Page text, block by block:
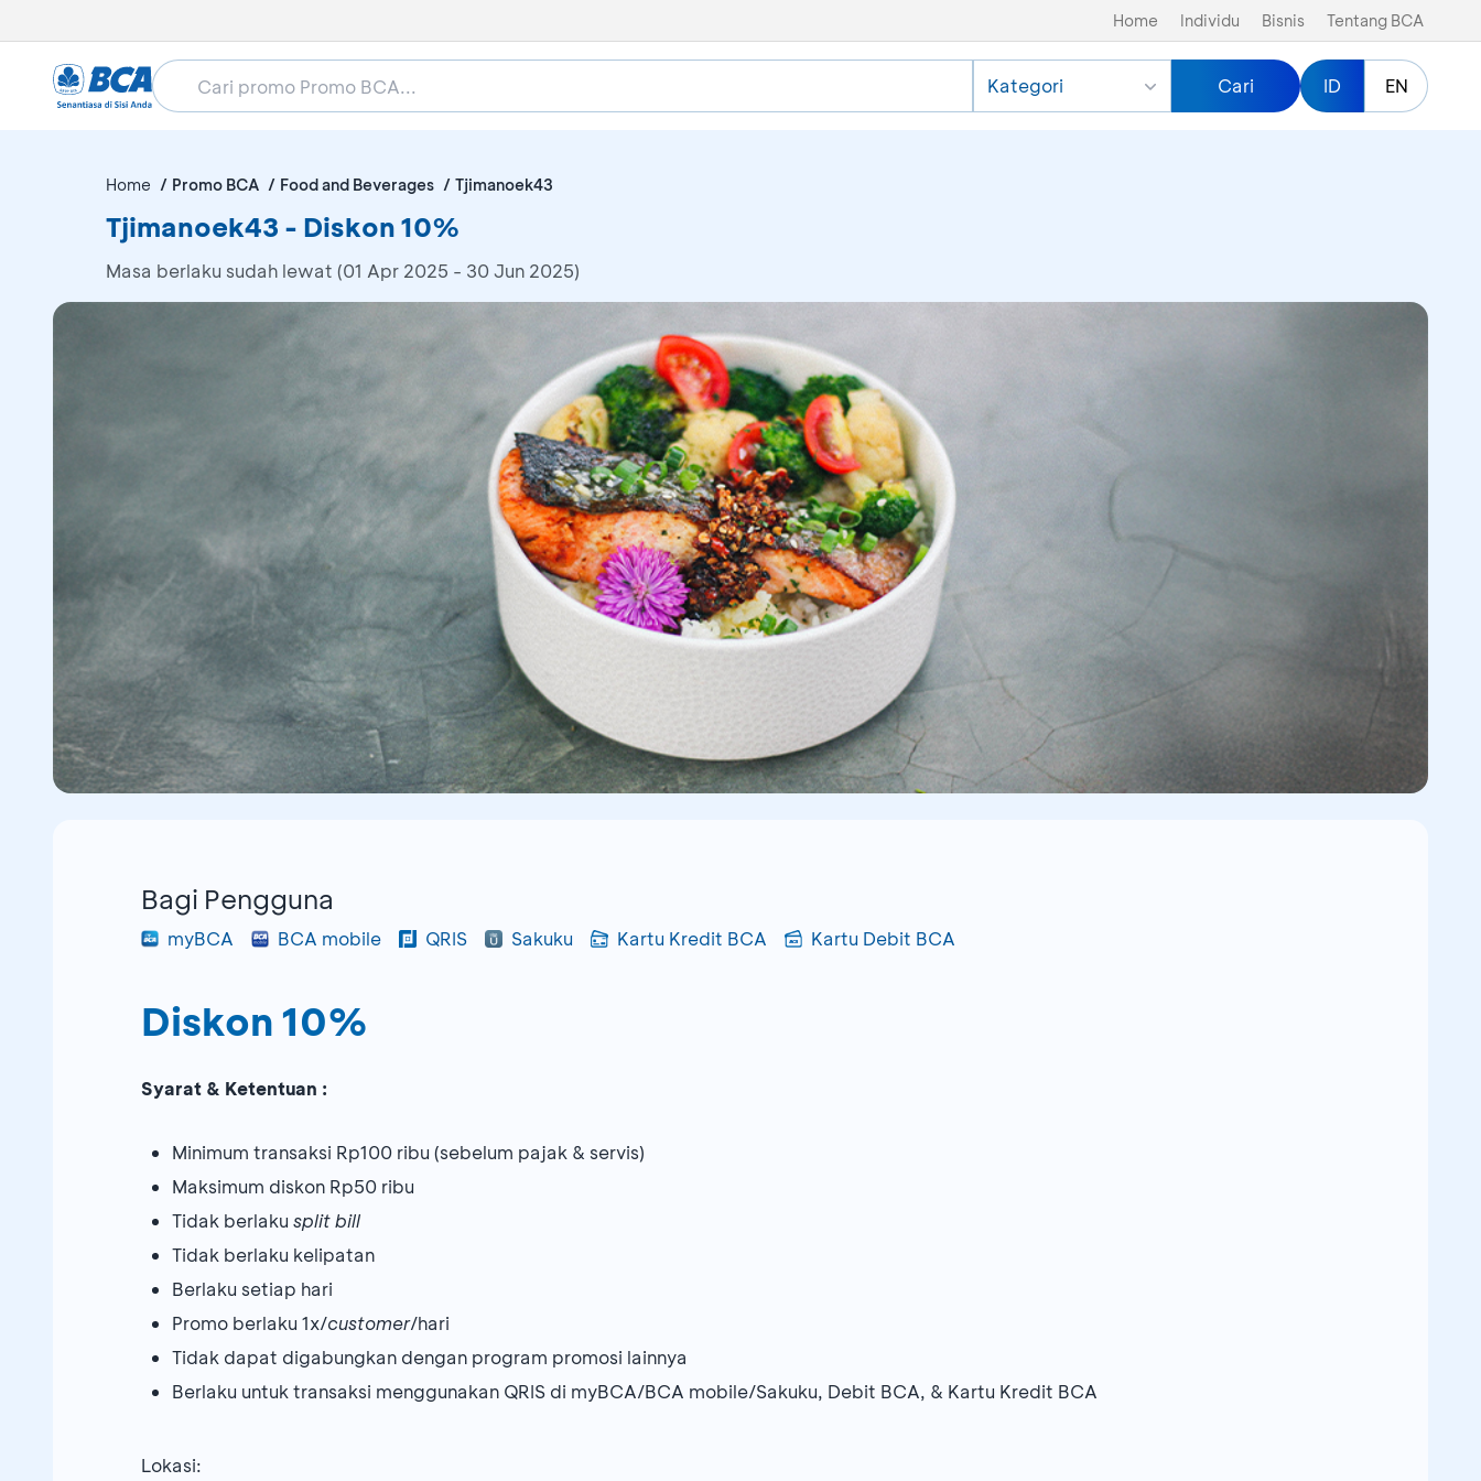
Home Individu Bisnis Tentang BCA
Kategori Cari ID EN
Home Promo BCA Food and Beverages Tjimanoek43
Tjimanoek43 - Diskon 10%
Masa berlaku sudah lewat (01 Apr 2025 - 30 Jun 2025)
Bagi Pengguna
myBCA BCA mobile QRIS Sakuku Kartu Kredit BCA Kartu Debit BCA
Diskon 10%
Syarat & Ketentuan :
Minimum transaksi Rp100 ribu (sebelum pajak & servis)
Maksimum diskon Rp50 ribu
Tidak berlaku split bill
Tidak berlaku kelipatan
Berlaku setiap hari
Promo berlaku 1x/customer/hari
Tidak dapat digabungkan dengan program promosi lainnya
Berlaku untuk transaksi menggunakan QRIS di myBCA/BCA mobile/Sakuku, Debit BCA, & Kartu Kredit BCA
Lokasi: